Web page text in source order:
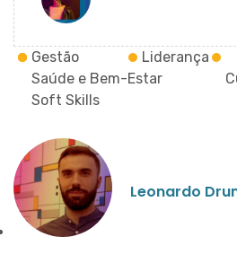
Gestão Liderança
Saúde e Bem-Estar
Soft Skills
Leonardo